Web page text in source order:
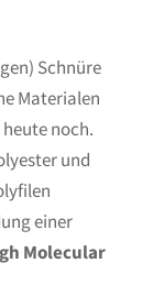
Schnüre
Materialen
noch.
und
einer
Molecular